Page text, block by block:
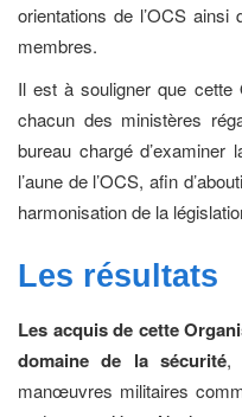
orientations de l’OCS ainsi
membres.
Il est à souligner que cette
chacun des ministères
bureau chargé d’examiner
l’aune de l’OCS, afin
harmonisation de la
Les résultats
Les acquis de cette
domaine de la sécurité,
manœuvres militaires